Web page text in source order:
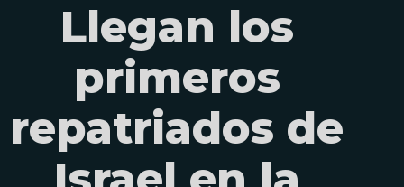
Llegan los
primeros
repatriados de